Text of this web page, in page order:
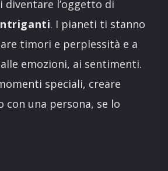
l’oggetto di
. I pianeti ti stanno
timori e perplessità e a
emozioni, ai sentimenti.
speciali, creare
con una persona, se lo